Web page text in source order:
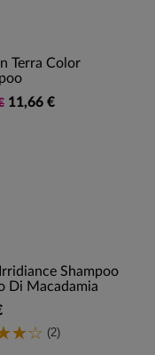
Terra Color
11,66 €
Shampoo
Di Macadamia
(2)